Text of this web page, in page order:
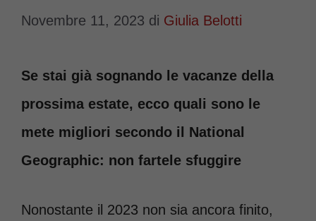
Novembre 11, 2023 di Giulia Belotti
Se stai già sognando le vacanze della
prossima estate, ecco quali sono le
mete migliori secondo il National
Geographic: non fartele sfuggire
Nonostante il 2023 non sia ancora finito,